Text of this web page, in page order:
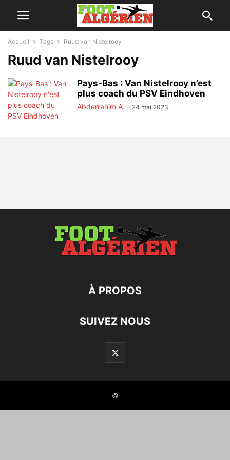
Accueil Tags Ruud van Nistelrooy
Ruud van Nistelrooy
Pays-Bas : Van Nistelrooy n’est
plus coach du PSV Eindhoven
Abderrahim A. - 24 mai 2023
À PROPOS
SUIVEZ NOUS
©